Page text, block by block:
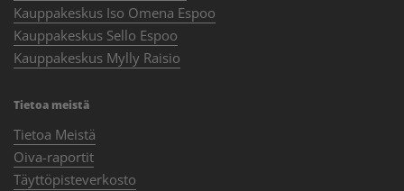
Kauppakeskus Iso Omena Espoo
Kauppakeskus Sello Espoo
Kauppakeskus Mylly Raisio
Tietoa meistä
Tietoa Meistä
Oiva-raportit
Täyttöpisteverkosto